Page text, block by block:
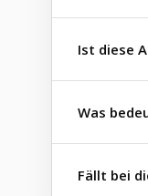
Ist diese
Was
Fällt bei